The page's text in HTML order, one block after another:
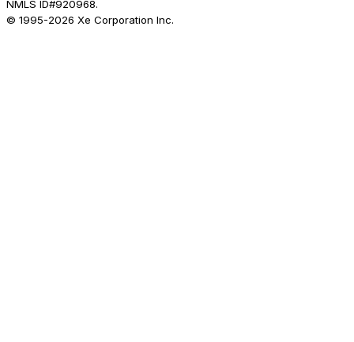
NMLS ID#920968.
© 1995-2026 Xe Corporation Inc.